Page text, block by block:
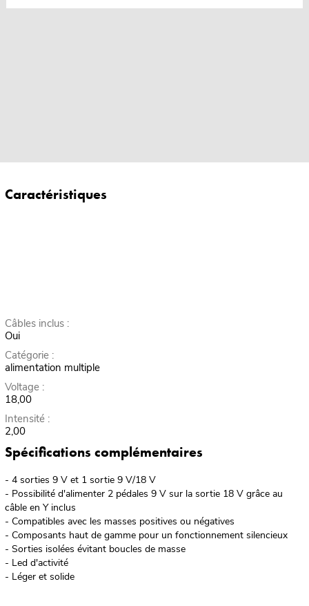
Caractéristiques
Câbles inclus :
Oui
Catégorie :
alimentation multiple
Voltage :
18,00
Intensité :
2,00
Spécifications complémentaires
- 4 sorties 9 V et 1 sortie 9 V/18 V
- Possibilité d'alimenter 2 pédales 9 V sur la sortie 18 V grâce au
câble en Y inclus
- Compatibles avec les masses positives ou négatives
- Composants haut de gamme pour un fonctionnement silencieux
- Sorties isolées évitant boucles de masse
- Led d'activité
- Léger et solide